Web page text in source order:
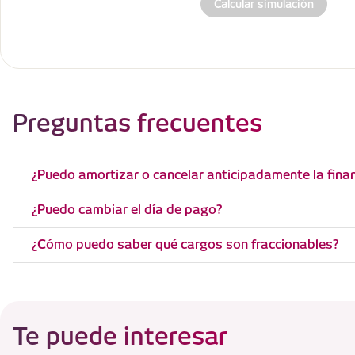
Calcular simulación
Preguntas frecuentes
¿Puedo amortizar o cancelar anticipadamente la
¿Puedo cambiar el día de pago?
¿Cómo puedo saber qué cargos son fraccionables?
Te puede interesar